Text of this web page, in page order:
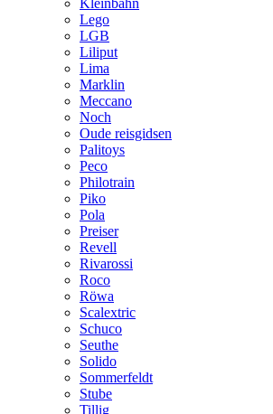
Kleinbahn
Lego
LGB
Liliput
Lima
Marklin
Meccano
Noch
Oude reisgidsen
Palitoys
Peco
Philotrain
Piko
Pola
Preiser
Revell
Rivarossi
Roco
Röwa
Scalextric
Schuco
Seuthe
Solido
Sommerfeldt
Stube
Tillig